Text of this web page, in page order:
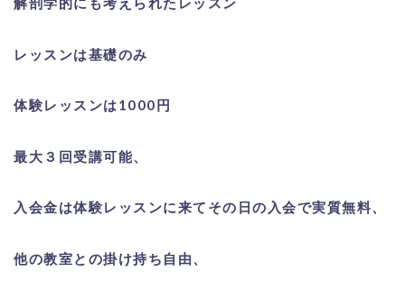
レッスンは基礎のみ
体験レッスンは1000円
最大３回受講可能、
入会金は体験レッスンに来てその日の入会で実質無料、
他の教室との掛け持ち自由、